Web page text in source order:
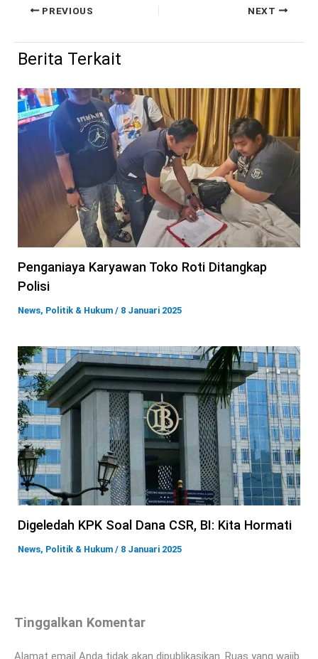
PREVIOUS NEXT
Berita Terkait
Penganiaya Karyawan Toko Roti Ditangkap
Polisi
News, Politik & Hukum / 8 Januari 2025
Digeledah KPK Soal Dana CSR, BI: Kita Hormati
News, Politik & Hukum / 8 Januari 2025
Tinggalkan Komentar
Alamat email Anda tidak akan dipublikasikan. Ruas yang wajib